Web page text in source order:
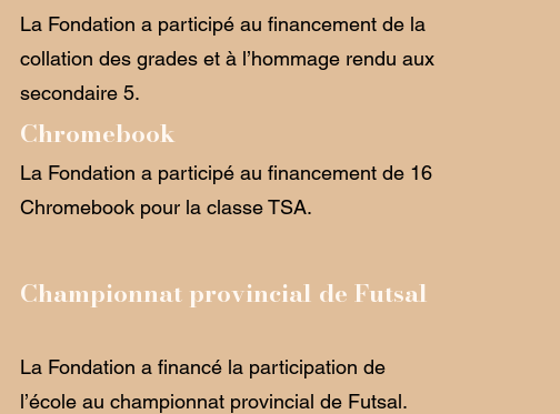
La Fondation a participé au financement de la
collation des grades et à l’hommage rendu aux
secondaire 5.
Chromebook
La Fondation a participé au financement de 16
Chromebook pour la classe TSA.
Championnat provincial de Futsal
La Fondation a financé la participation de
l’école au championnat provincial de Futsal.